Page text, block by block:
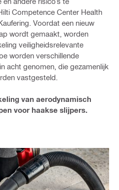
Competence Center Health
Voordat een nieuw
wordt gemaakt, worden
veiligheidsrelevante
worden verschillende
acht genomen, die gezamenlijk
vastgesteld.
van aerodynamisch
voor haakse slijpers.